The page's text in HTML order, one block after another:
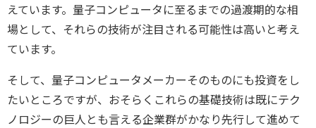
えています。量子コンピュータに至るまでの過渡期的な相
場として、それらの技術が注目される可能性は高いと考え
ています。
そして、量子コンピュータメーカーそのものにも投資をし
たいところですが、おそらくこれらの基礎技術は既にテク
ノロジーの巨人とも言える企業群がかなり先行して進めて